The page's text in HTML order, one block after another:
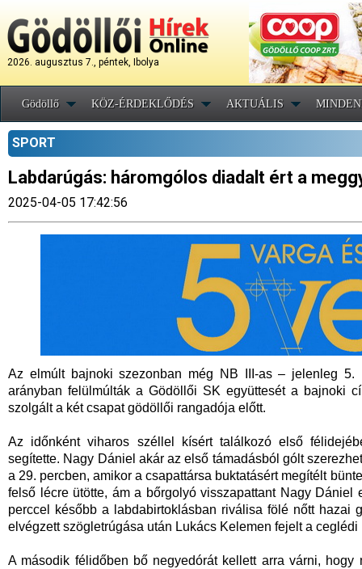
2026. augusztus 7., péntek, Ibolya
Gödöllő KÖZ-ÉRDEKLŐDÉS AKTUÁLIS
SPORT
Labdarúgás: háromgólos diadalt ért a
2025-04-05 17:42:56
Az elmúlt bajnoki szezonban még NB III-as – jelenleg
arányban felülmúlták a Gödöllői SK együttesét a bajnoki
szolgált a két csapat gödöllői rangadója előtt.
Az időnként viharos széllel kísért találkozó első
segítette. Nagy Dániel akár az első támadásból gólt
a 29. percben, amikor a csapattársa buktatásért megítélt
felső lécre ütötte, ám a bőrgolyó visszapattant Nagy
perccel később a labdabirtoklásban riválisa fölé nőtt hazai
elvégzett szögletrúgása után Lukács Kelemen fejelt a
A második félidőben bő negyedórát kellett arra várni,